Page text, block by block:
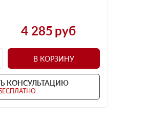
4 285 руб
В КОРЗИНУ
КОНСУЛЬТАЦИЮ
БЕСПЛАТНО